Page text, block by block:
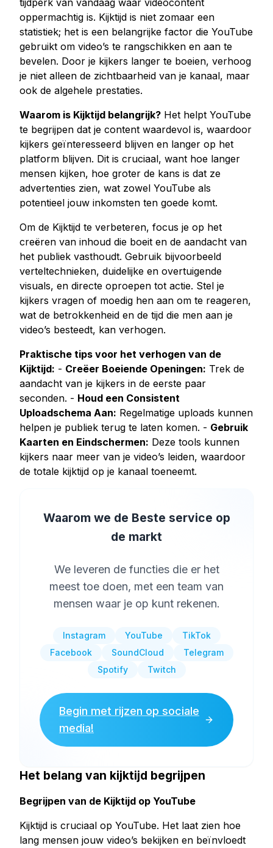
tijdperk van vandaag waar videocontent
oppermachtig is. Kijktijd is niet zomaar een
statistiek; het is een belangrijke factor die YouTube
gebruikt om video’s te rangschikken en aan te
bevelen. Door je kijkers langer te boeien, verhoog
je niet alleen de zichtbaarheid van je kanaal, maar
ook de algehele prestaties.
Waarom is Kijktijd belangrijk? Het helpt YouTube
te begrijpen dat je content waardevol is, waardoor
kijkers geïnteresseerd blijven en langer op het
platform blijven. Dit is cruciaal, want hoe langer
mensen kijken, hoe groter de kans is dat ze
advertenties zien, wat zowel YouTube als
potentieel jouw inkomsten ten goede komt.
Om de Kijktijd te verbeteren, focus je op het
creëren van inhoud die boeit en de aandacht van
het publiek vasthoudt. Gebruik bijvoorbeeld
verteltechnieken, duidelijke en overtuigende
visuals, en directe oproepen tot actie. Stel je
kijkers vragen of moedig hen aan om te reageren,
wat de betrokkenheid en de tijd die men aan je
video’s besteedt, kan verhogen.
Praktische tips voor het verhogen van de
Kijktijd: - Creëer Boeiende Openingen: Trek de
aandacht van je kijkers in de eerste paar
seconden. - Houd een Consistent
Uploadschema Aan: Regelmatige uploads kunnen
helpen je publiek terug te laten komen. - Gebruik
Kaarten en Eindschermen: Deze tools kunnen
kijkers naar meer van je video’s leiden, waardoor
de totale kijktijd op je kanaal toeneemt.
Waarom we de Beste service op
de markt
We leveren de functies die er het
meest toe doen, met een team van
mensen waar je op kunt rekenen.
Instagram YouTube
TikTok
Facebook
SoundCloud
Telegram
Spotify
Twitch
Begin met rijzen op sociale
media!
Het belang van kijktijd begrijpen
Begrijpen van de Kijktijd op YouTube
Kijktijd is cruciaal op YouTube. Het laat zien hoe
lang mensen jouw video’s bekijken en beïnvloedt